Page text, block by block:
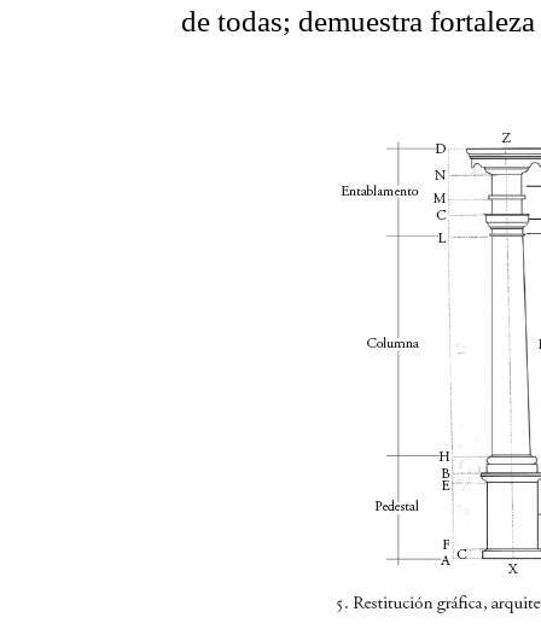
de todas; demuestra